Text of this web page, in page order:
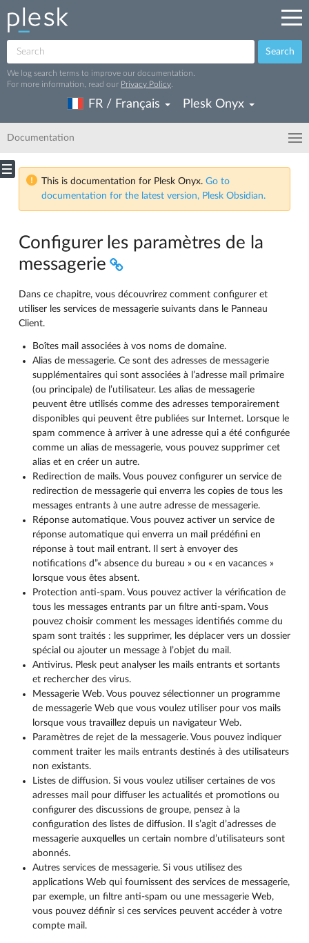
Search
We log search terms to improve our documentation.
For more information, read our Privacy Policy
FR / Français Plesk Onyx
Documentation
This is documentation for Plesk Onyx. Go to
documentation for the latest version, Plesk Obsidian.
Configurer les paramètres de la
messagerie
Dans ce chapitre, vous découvrirez comment configurer et
utiliser les services de messagerie suivants dans le Panneau
Client.
Boîtes mail associées à vos noms de domaine.
Alias de messagerie. Ce sont des adresses de messagerie
supplémentaires qui sont associées à l’adresse mail primaire
(ou principale) de l’utilisateur. Les alias de messagerie
peuvent être utilisés comme des adresses temporairement
disponibles qui peuvent être publiées sur Internet. Lorsque le
spam commence à arriver à une adresse qui a été configurée
comme un alias de messagerie, vous pouvez supprimer cet
alias et en créer un autre.
Redirection de mails. Vous pouvez configurer un service de
redirection de messagerie qui enverra les copies de tous les
messages entrants à une autre adresse de messagerie.
Réponse automatique. Vous pouvez activer un service de
réponse automatique qui enverra un mail prédéfini en
réponse à tout mail entrant. Il sert à envoyer des
notifications d”« absence du bureau » ou « en vacances »
lorsque vous êtes absent.
Protection anti-spam. Vous pouvez activer la vérification de
tous les messages entrants par un filtre anti-spam. Vous
pouvez choisir comment les messages identifiés comme du
spam sont traités : les supprimer, les déplacer vers un dossier
spécial ou ajouter un message à l’objet du mail.
Antivirus. Plesk peut analyser les mails entrants et sortants
et rechercher des virus.
Messagerie Web. Vous pouvez sélectionner un programme
de messagerie Web que vous voulez utiliser pour vos mails
lorsque vous travaillez depuis un navigateur Web.
Paramètres de rejet de la messagerie. Vous pouvez indiquer
comment traiter les mails entrants destinés à des utilisateurs
non existants.
Listes de diffusion. Si vous voulez utiliser certaines de vos
adresses mail pour diffuser les actualités et promotions ou
configurer des discussions de groupe, pensez à la
configuration des listes de diffusion. Il s’agit d’adresses de
messagerie auxquelles un certain nombre d’utilisateurs sont
abonnés.
Autres services de messagerie. Si vous utilisez des
applications Web qui fournissent des services de messagerie,
par exemple, un filtre anti-spam ou une messagerie Web,
vous pouvez définir si ces services peuvent accéder à votre
compte mail.